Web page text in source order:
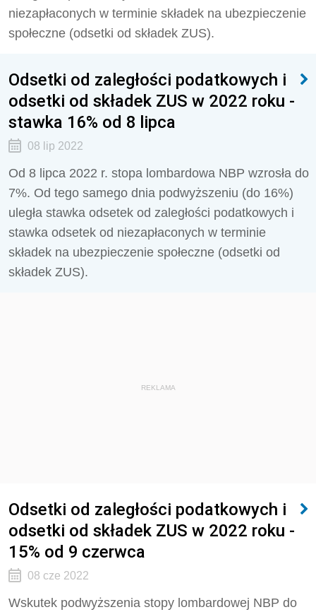
niezapłaconych w terminie składek na ubezpieczenie
społeczne (odsetki od składek ZUS).
Odsetki od zaległości podatkowych i
odsetki od składek ZUS w 2022 roku -
stawka 16% od 8 lipca
08 lip 2022
Od 8 lipca 2022 r. stopa lombardowa NBP wzrosła do
7%. Od tego samego dnia podwyższeniu (do 16%)
uległa stawka odsetek od zaległości podatkowych i
stawka odsetek od niezapłaconych w terminie
składek na ubezpieczenie społeczne (odsetki od
składek ZUS).
REKLAMA
Odsetki od zaległości podatkowych i
odsetki od składek ZUS w 2022 roku -
15% od 9 czerwca
08 cze 2022
Wskutek podwyższenia stopy lombardowej NBP do